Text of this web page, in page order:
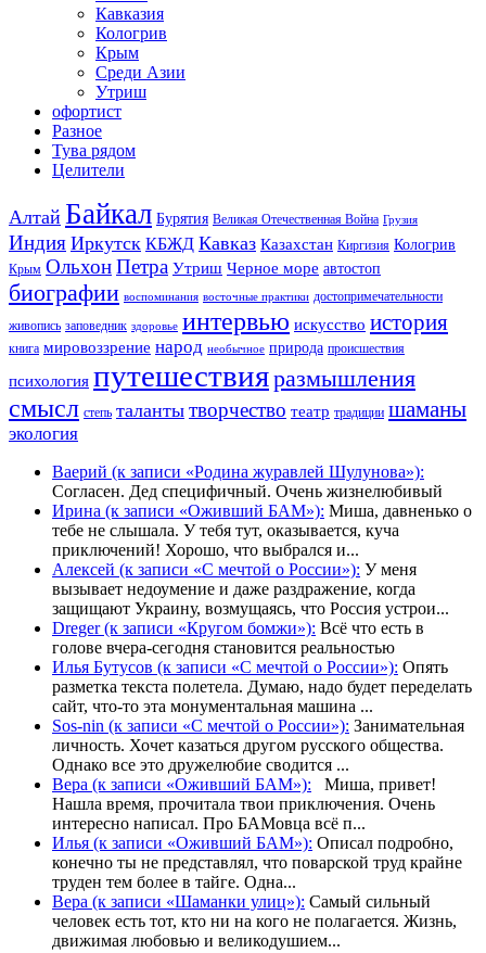
Кавказия
Кологрив
Крым
Среди Азии
Утриш
офортист
Разное
Тува рядом
Целители
Алтай Байкал Бурятия Великая Отечественная Война Грузия
Индия Иркутск КБЖД Кавказ Казахстан Киргизия Кологрив
Крым ОльхонПетра Утриш Черное море автостоп
биографии воспоминания восточные практики достопримечательности
живопись заповедник здоровье интервью искусство история
книга мировоззрение народ необычное природа происшествия
психология путешествияразмышления
смысл степь таланты творчество театр традиции шаманы
экология
Ваерий (к записи «Родина журавлей Шулунова»):
Согласен. Дед специфичный. Очень жизнелюбивый
Ирина (к записи «Оживший БАМ»): Миша, давненько о
тебе не слышала. У тебя тут, оказывается, куча
приключений! Хорошо, что выбрался и...
Алексей (к записи «С мечтой о России»): У меня
вызывает недоумение и даже раздражение, когда
защищают Украину, возмущаясь, что Россия устрои...
Dreger (к записи «Кругом бомжи»): Всё что есть в
голове вчера-сегодня становится реальностью
Илья Бутусов (к записи «С мечтой о России»): Опять
разметка текста полетела. Думаю, надо будет переделать
сайт, что-то эта монументальная машина ...
Sos-nin (к записи «С мечтой о России»): Занимательная
личность. Хочет казаться другом русского общества.
Однако все это дружелюбие сводится ...
Вера (к записи «Оживший БАМ»): Миша, привет!
Нашла время, прочитала твои приключения. Очень
интересно написал. Про БАМовца всё п...
Илья (к записи «Оживший БАМ»): Описал подробно,
конечно ты не представлял, что поварской труд крайне
труден тем более в тайге. Одна...
Вера (к записи «Шаманки улиц»): Самый сильный
человек есть тот, кто ни на кого не полагается. Жизнь,
движимая любовью и великодушием...